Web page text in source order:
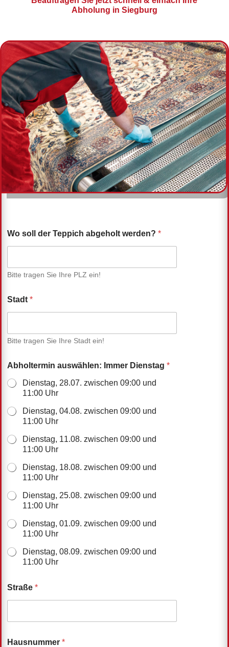
Abholung in Siegburg
Wo soll der Teppich abgeholt werden? *
Bitte tragen Sie Ihre PLZ ein!
Stadt *
Bitte tragen Sie Ihre Stadt ein!
Abholtermin auswählen: Immer Dienstag *
Dienstag, 28.07. zwischen 09:00 und
11:00 Uhr
Dienstag, 04.08. zwischen 09:00 und
11:00 Uhr
Dienstag, 11.08. zwischen 09:00 und
11:00 Uhr
Dienstag, 18.08. zwischen 09:00 und
11:00 Uhr
Dienstag, 25.08. zwischen 09:00 und
11:00 Uhr
Dienstag, 01.09. zwischen 09:00 und
11:00 Uhr
Dienstag, 08.09. zwischen 09:00 und
11:00 Uhr
Straße *
Hausnummer *